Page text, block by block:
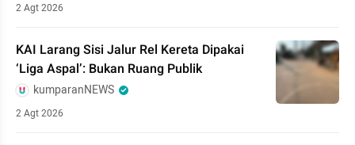
2 Agt 2026
KAI Larang Sisi Jalur Rel Kereta Dipakai
‘Liga Aspal’: Bukan Ruang Publik
kumparanNEWS
2 Agt 2026